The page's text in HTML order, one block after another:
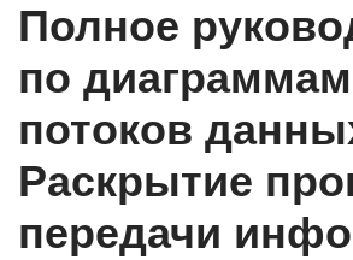
Полное
по диаграммам
потоков
Раскрытие
передачи